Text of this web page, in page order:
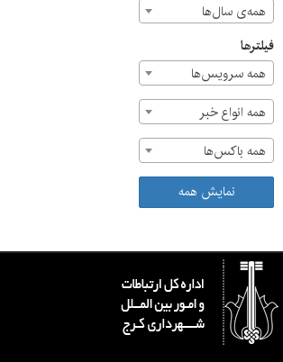
همه‌ی سال‌ها
فیلترها
همه سرویس‌ها
همه انواع خبر
همه باکس‌ها
نمایش همه